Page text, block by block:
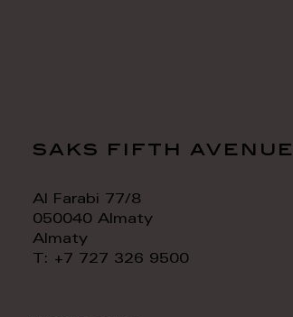
saks fifth avenue
Al Farabi 77/8
050040 Almaty
Almaty
T: +7 727 326 9500